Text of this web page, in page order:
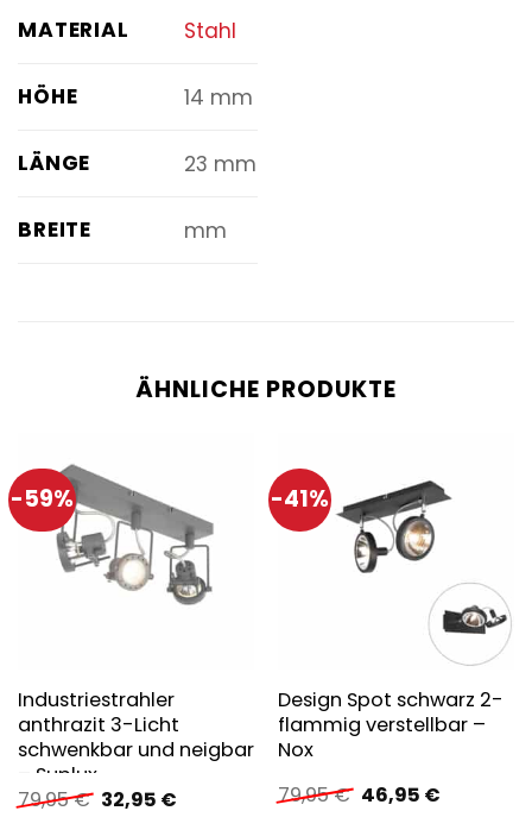
MATERIAL Stahl
HÖHE 14 mm
LÄNGE 23 mm
BREITE mm
ÄHNLICHE PRODUKTE
-59%
Industriestrahler
anthrazit 3-Licht
schwenkbar und neigbar
– Suplux
79,95€ Ursprünglicher
Preis
32,95 €Aktueller
-41%
Design Spot schwarz 2-
flammig verstellbar –
Nox
79,95€ Ursprünglicher
Preis
46,95 €Aktueller